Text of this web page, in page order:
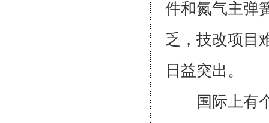
件和氮气主弹
乏，技改项目
日益突出。
国际上有个